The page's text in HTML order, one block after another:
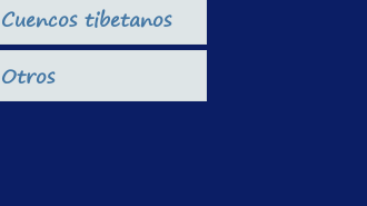
Cuencos tibetanos
Otros